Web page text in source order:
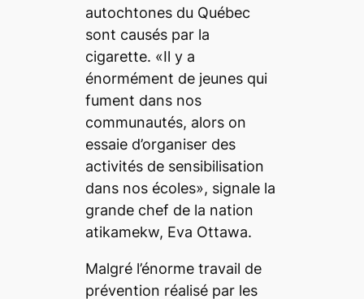
autochtones du Québec
sont causés par la
cigarette. «Il y a
énormément de jeunes qui
fument dans nos
communautés, alors on
essaie d’organiser des
activités de sensibilisation
dans nos écoles», signale la
grande chef de la nation
atikamekw, Eva Ottawa.
Malgré l’énorme travail de
prévention réalisé par les